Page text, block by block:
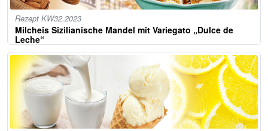
Rezept KW32.2023
Milcheis Sizilianische Mandel mit Variegato „Dulce de
Leche“